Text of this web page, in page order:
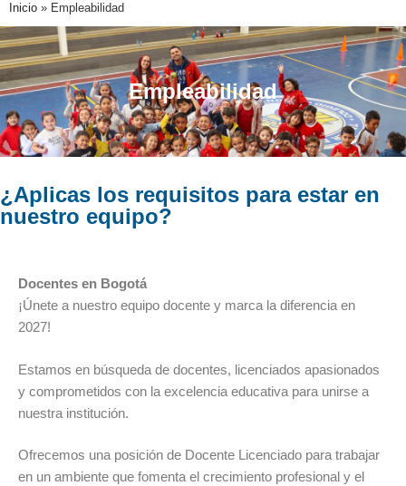
Inicio » Empleabilidad
Empleabilidad
¿Aplicas los requisitos para estar en
nuestro equipo?
Docentes en Bogotá
¡Únete a nuestro equipo docente y marca la diferencia en
2027!
Estamos en búsqueda de docentes, licenciados apasionados
y comprometidos con la excelencia educativa para unirse a
nuestra institución.
Ofrecemos una posición de Docente Licenciado para trabajar
en un ambiente que fomenta el crecimiento profesional y el